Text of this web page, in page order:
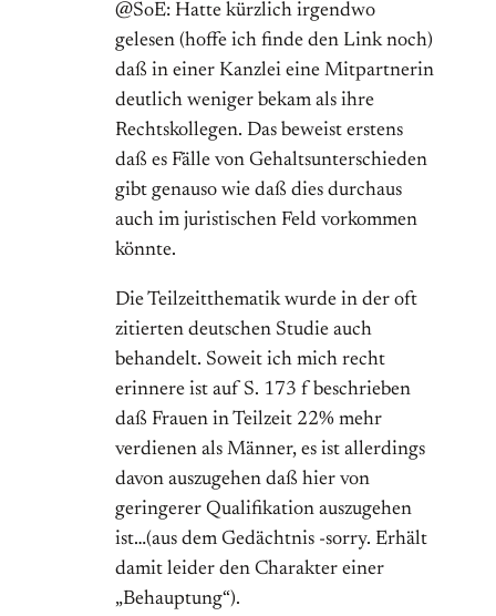
@SoE: Hatte kürzlich irgendwo
gelesen (hoffe ich finde den Link noch)
daß in einer Kanzlei eine Mitpartnerin
deutlich weniger bekam als ihre
Rechtskollegen. Das beweist erstens
daß es Fälle von Gehaltsunterschieden
gibt genauso wie daß dies durchaus
auch im juristischen Feld vorkommen
könnte.
Die Teilzeitthematik wurde in der oft
zitierten deutschen Studie auch
behandelt. Soweit ich mich recht
erinnere ist auf S. 173 f beschrieben
daß Frauen in Teilzeit 22% mehr
verdienen als Männer, es ist allerdings
davon auszugehen daß hier von
geringerer Qualifikation auszugehen
ist…(aus dem Gedächtnis -sorry. Erhält
damit leider den Charakter einer
„Behauptung“).